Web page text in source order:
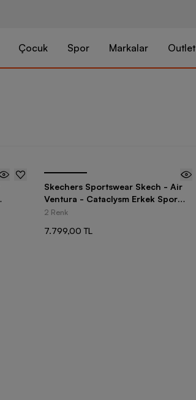
Çocuk Spor Markalar Outlet
Skechers Sportswear Skech - Air
Ventura - Cataclysm Erkek Spor
Ayakkabı
2 Renk
7.799,00 TL